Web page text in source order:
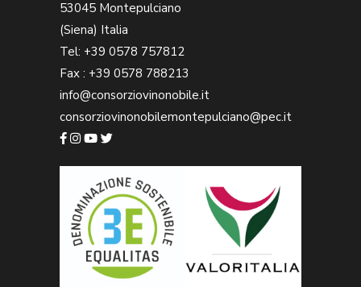
53045 Montepulciano
(Siena) Italia
Tel: +39 0578 757812
Fax : +39 0578 788213
info@consorziovinonobile.it
consorziovinonobilemontepulciano@pec.it